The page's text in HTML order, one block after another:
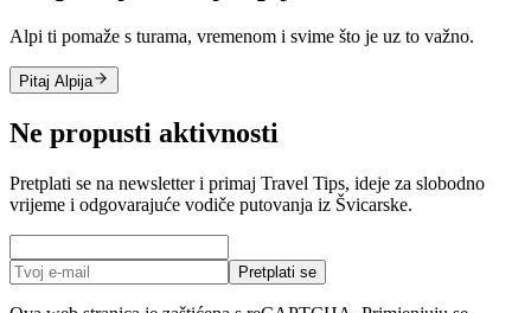
Alpi ti pomaže s turama, vremenom i svime što je uz to važno.
Pitaj Alpija
Ne propusti aktivnosti
Pretplati se na newsletter i primaj Travel Tips, ideje za slobodno
vrijeme i odgovarajuće vodiče putovanja iz Švicarske.
Pretplati se